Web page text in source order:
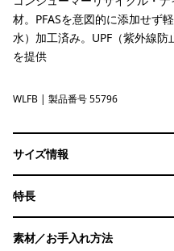
材。PFASを意図的に添加せず
水）加工済み。UPF（紫外線
を提供
Wolf Brown
WLFB | 製品番号 55796
サイズ情報
特長
素材／お手入れ方法